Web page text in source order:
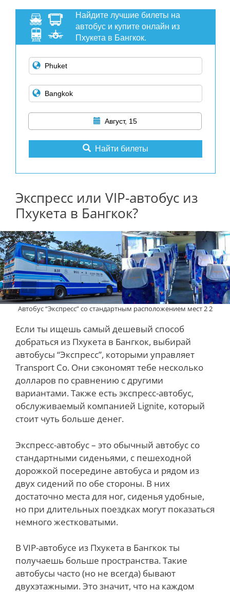
Найдите лучшие билеты на
автобус и купите онлайн из
Пхукета в Бангкок.
Август, 15
Найти билеты
Экспресс или VIP-автобус из
Пхукета в Бангкок?
Автобус “Экспресс” со стандартным расположением мест 2 2
Если ты ищешь самый дешевый способ
добраться из Пхукета в Бангкок, выбирай
автобусы “Экспресс”, которыми управляет
Transport Co. Они сэкономят тебе несколько
долларов по сравнению с другими
вариантами. Также есть экспресс-автобус,
обслуживаемый компанией Lignite, который
стоит чуть больше денег.
Экспресс-автобус – это обычный автобус со
стандартными сиденьями, с пешеходной
дорожкой посередине автобуса и рядом из
двух сидений по обе стороны. В них
достаточно места для ног, сиденья удобные,
но при длительных поездках могут показаться
немного жестковатыми.
В VIP-автобусе из Пхукета в Бангкок ты
получаешь больше пространства. Такие
автобусы часто (но не всегда) бывают
двухэтажными. Это значит, что на каждом